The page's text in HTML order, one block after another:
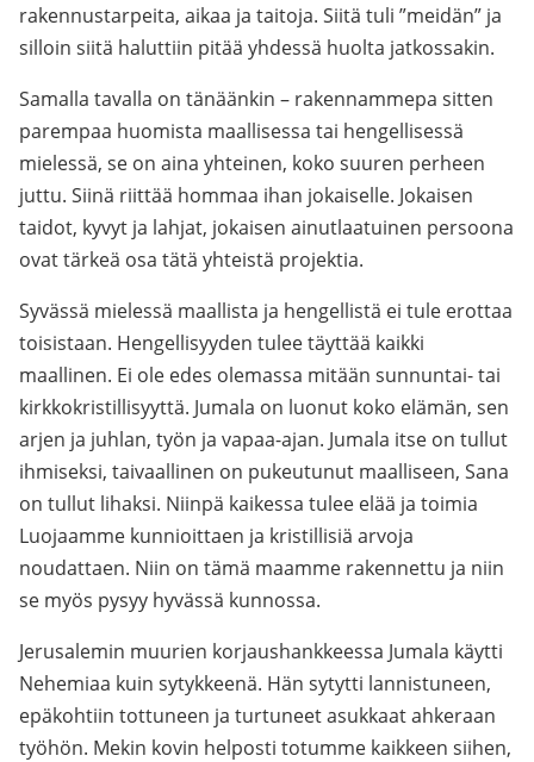
rakennustarpeita, aikaa ja taitoja. Siitä tuli ”meidän” ja
silloin siitä haluttiin pitää yhdessä huolta jatkossakin.
Samalla tavalla on tänäänkin – rakennammepa sitten
parempaa huomista maallisessa tai hengellisessä
mielessä, se on aina yhteinen, koko suuren perheen
juttu. Siinä riittää hommaa ihan jokaiselle. Jokaisen
taidot, kyvyt ja lahjat, jokaisen ainutlaatuinen persoona
ovat tärkeä osa tätä yhteistä projektia.
Syvässä mielessä maallista ja hengellistä ei tule erottaa
toisistaan. Hengellisyyden tulee täyttää kaikki
maallinen. Ei ole edes olemassa mitään sunnuntai- tai
kirkkokristillisyyttä. Jumala on luonut koko elämän, sen
arjen ja juhlan, työn ja vapaa-ajan. Jumala itse on tullut
ihmiseksi, taivaallinen on pukeutunut maalliseen, Sana
on tullut lihaksi. Niinpä kaikessa tulee elää ja toimia
Luojaamme kunnioittaen ja kristillisiä arvoja
noudattaen. Niin on tämä maamme rakennettu ja niin
se myös pysyy hyvässä kunnossa.
Jerusalemin muurien korjaushankkeessa Jumala käytti
Nehemiaa kuin sytykkeenä. Hän sytytti lannistuneen,
epäkohtiin tottuneen ja turtuneet asukkaat ahkeraan
työhön. Mekin kovin helposti totumme kaikkeen siihen,